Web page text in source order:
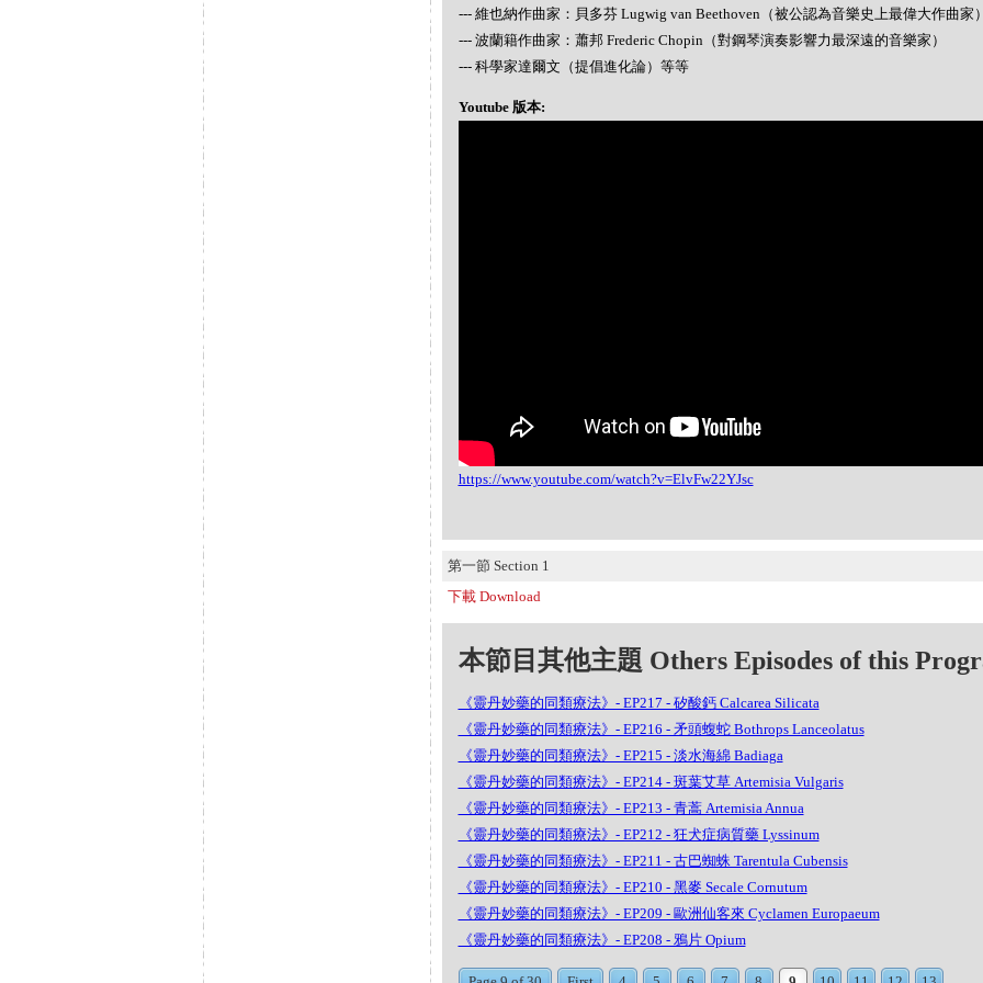
--- 維也納作曲家：貝多芬 Lugwig van Beethoven（被公認為音樂史上最偉大作曲家
--- 波蘭籍作曲家：蕭邦 Frederic Chopin（對鋼琴演奏影響力最深遠的音樂家）
--- 科學家達爾文（提倡進化論）等等
Youtube 版本:
https://www.youtube.com/watch?v=ElvFw22YJsc
第一節 Section 1
下載 Download
本節目其他主題 Others Episodes of this
《靈丹妙藥的同類療法》- EP217 - 矽酸鈣 Calcarea Silicata
《靈丹妙藥的同類療法》- EP216 - 矛頭蝮蛇 Bothrops Lanceolatus
《靈丹妙藥的同類療法》- EP215 - 淡水海綿 Badiaga
《靈丹妙藥的同類療法》- EP214 - 斑葉艾草 Artemisia Vulgaris
《靈丹妙藥的同類療法》- EP213 - 青蒿 Artemisia Annua
《靈丹妙藥的同類療法》- EP212 - 狂犬症病質藥 Lyssinum
《靈丹妙藥的同類療法》- EP211 - 古巴蜘蛛 Tarentula Cubensis
《靈丹妙藥的同類療法》- EP210 - 黑麥 Secale Cornutum
《靈丹妙藥的同類療法》- EP209 - 歐洲仙客來 Cyclamen Europaeum
《靈丹妙藥的同類療法》- EP208 - 鴉片 Opium